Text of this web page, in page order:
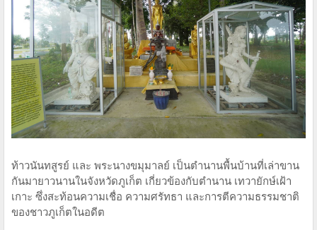
ท้าวนันทสูรย์ และ พระนางขมุมาลย์ เป็นตำนานพื้นบ้านที่เล่าขาน
กันมายาวนานในจังหวัดภูเก็ต เกี่ยวข้องกับตำนาน เทวายักษ์เฝ้า
เกาะ ซึ่งสะท้อนความเชื่อ ความศรัทธา และการตีความธรรมชาติ
ของชาวภูเก็ตในอดีต